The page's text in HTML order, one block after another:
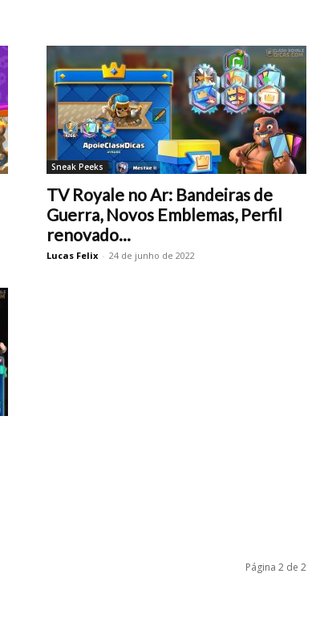
Sneak Peeks
TV Royale no Ar: Bandeiras de
Guerra, Novos Emblemas, Perfil
renovado...
Lucas Felix - 24 de junho de 2022
Página 2 de 2